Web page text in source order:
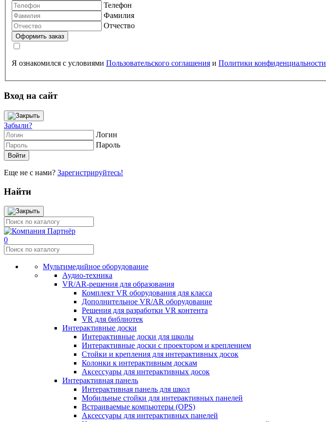
Телефон
Фамилия
Отчество
Я ознакомился с условиями Пользовательского соглашения и Политики конфиденциальности
Вход на сайт
Забыли?
Логин
Пароль
Еще не с нами? Зарегистрируйтесь!
Найти
0
Мультимедийное оборудование
Аудио-техника
VR/AR-решения для образования
Комплект VR оборудования для класса
Дополнительное VR/AR оборудование
Решения для разработки VR контента
VR для библиотек
Интерактивные доски
Интерактивные доски для школы
Интерактивные доски с проектором и креплением
Стойки и крепления для интерактивных досок
Колонки к интерактивным доскам
Аксессуары для интерактивных досок
Интерактивная панель
Интерактивная панель для школ
Мобильные стойки для интерактивных панелей
Встраиваемые компьютеры (OPS)
Аксессуары для интерактивных панелей